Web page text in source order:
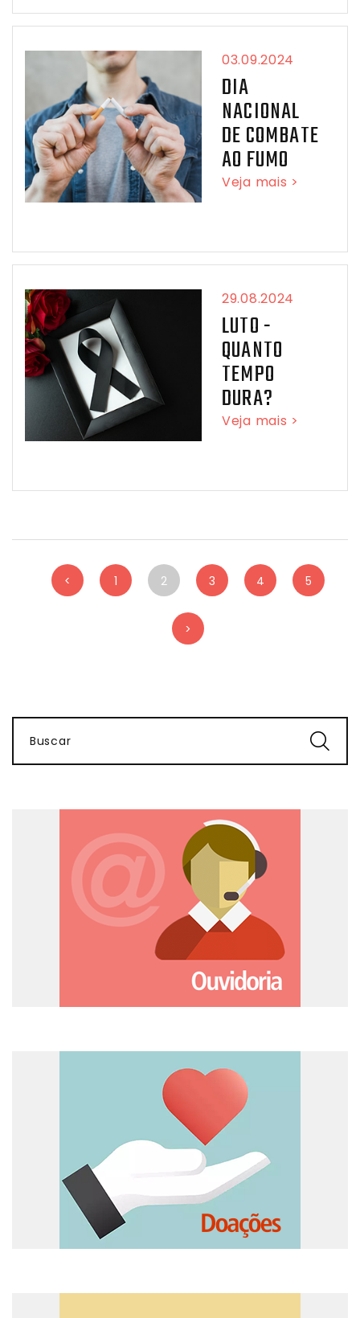
03.09.2024
DIA
NACIONAL
DE COMBATE
AO FUMO
Veja mais >
29.08.2024
LUTO -
QUANTO
TEMPO
DURA?
Veja mais >
< 1 2 3 4 5
>
Buscar